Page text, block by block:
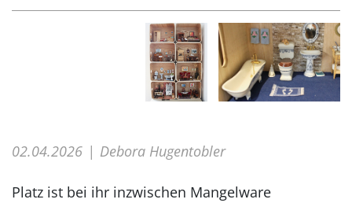
02.04.2026 Debora Hugentobler
Platz ist bei ihr inzwischen Mangelware